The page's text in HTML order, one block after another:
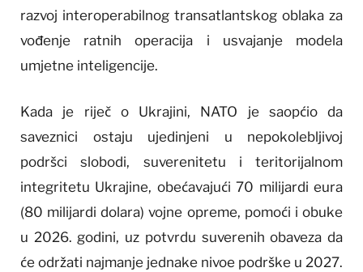
razvoj interoperabilnog transatlantskog oblaka za
vođenje ratnih operacija i usvajanje modela
umjetne inteligencije.
Kada je riječ o Ukrajini, NATO je saopćio da
saveznici ostaju ujedinjeni u nepokolebljivoj
podršci slobodi, suverenitetu i teritorijalnom
integritetu Ukrajine, obećavajući 70 milijardi eura
(80 milijardi dolara) vojne opreme, pomoći i obuke
u 2026. godini, uz potvrdu suverenih obaveza da
će održati najmanje jednake nivoe podrške u 2027.